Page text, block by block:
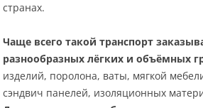
странах.
Чаще всего такой транспорт
разнообразных лёгких и объёмных
изделий, поролона, ваты, мягкой
сэндвич панелей, изоляционных